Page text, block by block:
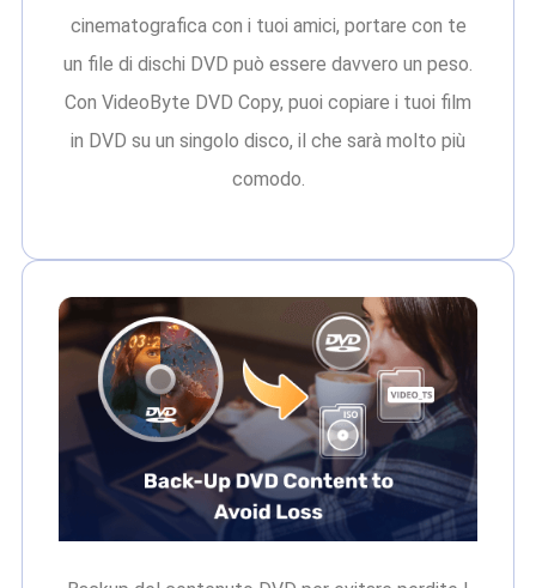
cinematografica con i tuoi amici, portare con te
un file di dischi DVD può essere davvero un peso.
Con VideoByte DVD Copy, puoi copiare i tuoi film
in DVD su un singolo disco, il che sarà molto più
comodo.